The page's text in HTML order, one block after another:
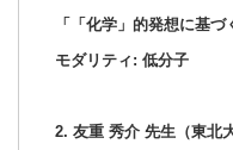
「「化学」的発想に基づ
モダリティ: 低分子
2. 友重 秀介 先生（東北